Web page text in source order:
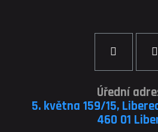
Úřední
5. května 159/15,
460 01